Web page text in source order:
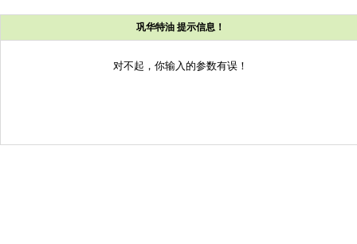
巩华特油 提示信息！
对不起，你输入的参数有误！